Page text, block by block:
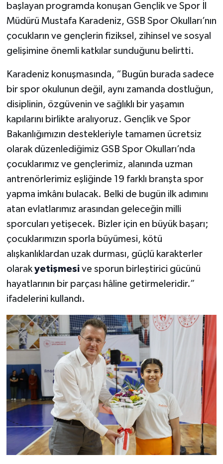
başlayan programda konuşan Gençlik ve Spor İl
Müdürü Mustafa Karadeniz, GSB Spor Okulları’nın
çocukların ve gençlerin fiziksel, zihinsel ve sosyal
gelişimine önemli katkılar sunduğunu belirtti.
Karadeniz konuşmasında, “Bugün burada sadece
bir spor okulunun değil, aynı zamanda dostluğun,
disiplinin, özgüvenin ve sağlıklı bir yaşamın
kapılarını birlikte aralıyoruz. Gençlik ve Spor
Bakanlığımızın destekleriyle tamamen ücretsiz
olarak düzenlediğimiz GSB Spor Okulları’nda
çocuklarımız ve gençlerimiz, alanında uzman
antrenörlerimiz eşliğinde 19 farklı branşta spor
yapma imkânı bulacak. Belki de bugün ilk adımını
atan evlatlarımız arasından geleceğin milli
sporcuları yetişecek. Bizler için en büyük başarı;
çocuklarımızın sporla büyümesi, kötü
alışkanlıklardan uzak durması, güçlü karakterler
olarak yetişmesive sporun birleştirici gücünü
hayatlarının bir parçası hâline getirmeleridir.”
ifadelerini kullandı.